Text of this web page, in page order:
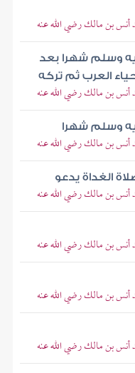
أنس بن مالك رضي الله عنه
وسلم شهرا بعد
العرب ثم تركه
أنس بن مالك رضي الله عنه
وسلم شهرا
أنس بن مالك رضي الله عنه
الغداة يدعو
أنس بن مالك رضي الله عنه
أنس بن مالك رضي الله عنه
أنس بن مالك رضي الله عنه
أنس بن مالك رضي الله عنه